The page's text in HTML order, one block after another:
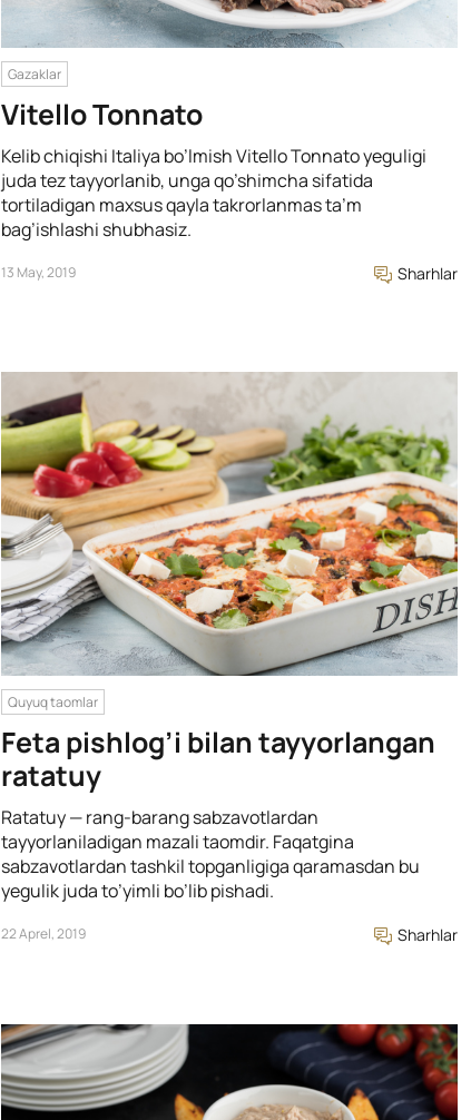
Gazaklar
Vitello Tonnato
Kelib chiqishi Italiya bo’lmish Vitello Tonnato yeguligi
juda tez tayyorlanib, unga qo’shimcha sifatida
tortiladigan maxsus qayla takrorlanmas ta’m
bag’ishlashi shubhasiz.
13 May, 2019 Sharhlar
Quyuq taomlar
Feta pishlog’i bilan tayyorlangan
ratatuy
Ratatuy — rang-barang sabzavotlardan
tayyorlaniladigan mazali taomdir. Faqatgina
sabzavotlardan tashkil topganligiga qaramasdan bu
yegulik juda to’yimli bo’lib pishadi.
22 Aprel, 2019 Sharhlar